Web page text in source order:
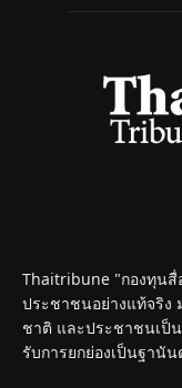
Thaitribune "กองทุน
ประชาชนอย่างแท้จริง
ชาติ และประชาชนเป็
รับการยกย่องเป็นฐานัน